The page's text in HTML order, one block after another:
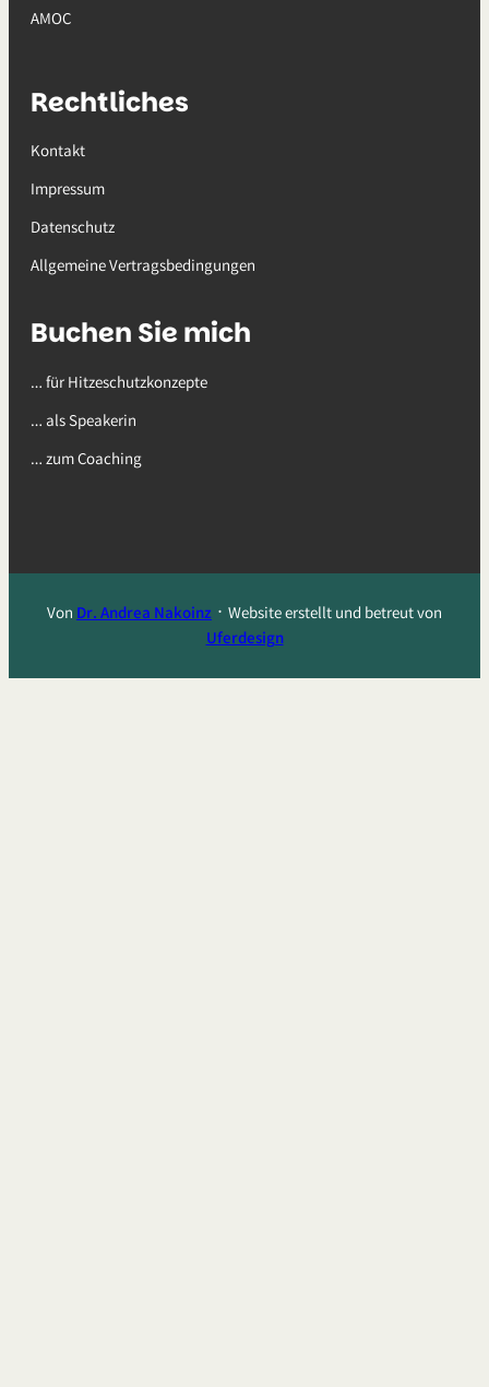
AMOC
Rechtliches
Kontakt
Impressum
Datenschutz
Allgemeine Vertragsbedingungen
Buchen Sie mich
… für Hitzeschutzkonzepte
… als Speakerin
… zum Coaching
Von Dr. Andrea Nakoinz ᛫ Website erstellt und betreut von
Uferdesign